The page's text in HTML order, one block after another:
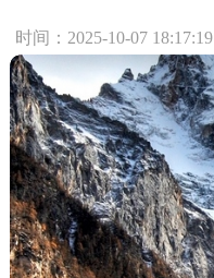
时间：2025-10-07 18:17:19